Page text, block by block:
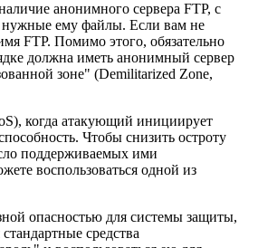
анонимного сервера FTP, с
нужные ему файлы. Если вам не
FTP. Помимо этого, обязательно
должна иметь анонимный сервер
зоне" (Demilitarized Zone,
когда атакующий инициирует
Чтобы снизить остроту
поддерживаемых ими
воспользоваться одной из
опасностью для системы защиты,
средства